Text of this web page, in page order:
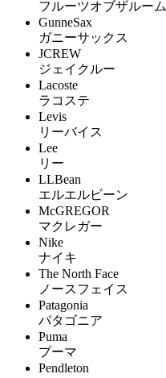
フルーツオブザルーム
GunneSax
ガニーサックス
JCREW
ジェイクルー
Lacoste
ラコステ
Levis
リーバイス
Lee
リー
LLBean
エルエルビーン
McGREGOR
マクレガー
Nike
ナイキ
The North Face
ノースフェイス
Patagonia
パタゴニア
Puma
プーマ
Pendleton